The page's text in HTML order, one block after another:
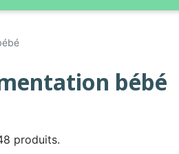
bébé
produits.